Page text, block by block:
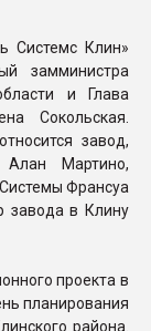
Системс Клин»
замминистра
и Глава
Сокольская.
завод,
Алан Мартино,
Франсуа
завода в Клину
проекта в
планирования
района.